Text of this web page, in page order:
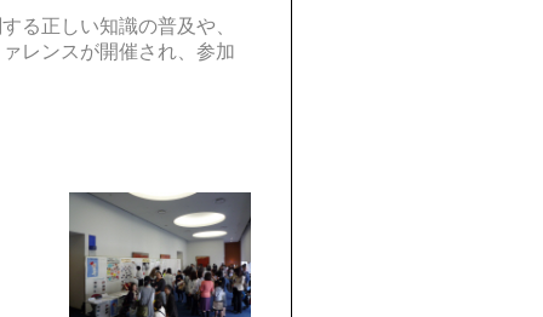
る正しい知識の普及や、
レンスが開催され、参加